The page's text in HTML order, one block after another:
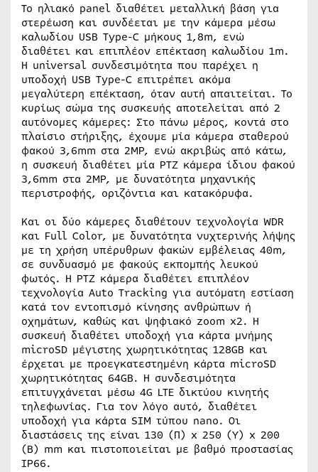
Το ηλιακό panel διαθέτει μεταλλική βάση για
στερέωση και συνδέεται με την κάμερα μέσω
καλωδίου USB Type-C μήκους 1,8m, ενώ
διαθέτει και επιπλέον επέκταση καλωδίου 1m.
Η universal συνδεσιμότητα που παρέχει η
υποδοχή USB Type-C επιτρέπει ακόμα
μεγαλύτερη επέκταση, όταν αυτή απαιτείται. Το
κυρίως σώμα της συσκευής αποτελείται από 2
αυτόνομες κάμερες: Στο πάνω μέρος, κοντά στο
πλαίσιο στήριξης, έχουμε μία κάμερα σταθερού
φακού 3,6mm στα 2MP, ενώ ακριβώς από κάτω,
η συσκευή διαθέτει μία PTZ κάμερα ίδιου φακού
3,6mm στα 2MP, με δυνατότητα μηχανικής
περιστροφής, οριζόντια και κατακόρυφα.
Και οι δύο κάμερες διαθέτουν τεχνολογία WDR
και Full Color, με δυνατότητα νυχτερινής λήψης
με τη χρήση υπέρυθρων φακών εμβέλειας 40m,
σε συνδυασμό με φακούς εκπομπής λευκού
φωτός. Η PTZ κάμερα διαθέτει επιπλέον
τεχνολογία Auto Tracking για αυτόματη εστίαση
κατά τον εντοπισμό κίνησης ανθρώπων ή
οχημάτων, καθώς και ψηφιακό zoom x2. Η
συσκευή διαθέτει υποδοχή για κάρτα μνήμης
microSD μέγιστης χωρητικότητας 128GB και
έρχεται με προεγκατεστημένη κάρτα microSD
χωρητικότητας 64GB. Η συνδεσιμότητα
επιτυγχάνεται μέσω 4G LTE δικτύου κινητής
τηλεφωνίας. Για τον λόγο αυτό, διαθέτει
υποδοχή για κάρτα SIM τύπου nano. Οι
διαστάσεις της είναι 130 (Π) x 250 (Υ) x 200
(Β) mm και πιστοποιείται με βαθμό προστασίας
IP66.